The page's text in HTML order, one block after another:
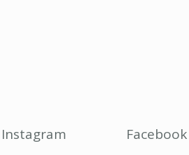
Instagram Facebook